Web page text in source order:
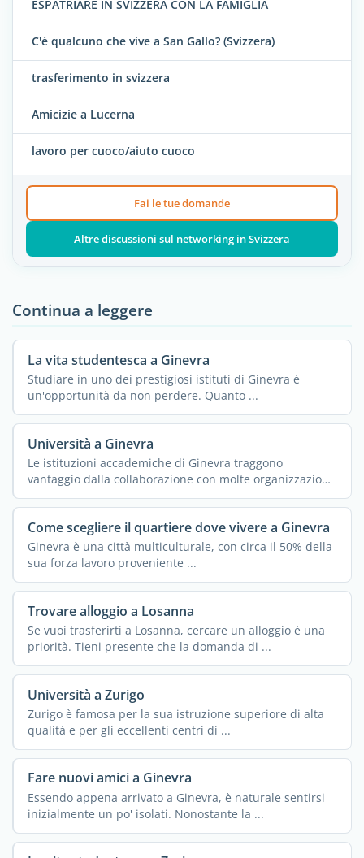
ESPATRIARE IN SVIZZERA CON LA FAMIGLIA
C'è qualcuno che vive a San Gallo? (Svizzera)
trasferimento in svizzera
Amicizie a Lucerna
lavoro per cuoco/aiuto cuoco
Fai le tue domande
Altre discussioni sul networking in Svizzera
Continua a leggere
La vita studentesca a Ginevra
Studiare in uno dei prestigiosi istituti di Ginevra è
un'opportunità da non perdere. Quanto ...
Università a Ginevra
Le istituzioni accademiche di Ginevra traggono
vantaggio dalla collaborazione con molte organizzazioni
...
Come scegliere il quartiere dove vivere a Ginevra
Ginevra è una città multiculturale, con circa il 50% della
sua forza lavoro proveniente ...
Trovare alloggio a Losanna
Se vuoi trasferirti a Losanna, cercare un alloggio è una
priorità. Tieni presente che la domanda di ...
Università a Zurigo
Zurigo è famosa per la sua istruzione superiore di alta
qualità e per gli eccellenti centri di ...
Fare nuovi amici a Ginevra
Essendo appena arrivato a Ginevra, è naturale sentirsi
inizialmente un po' isolati. Nonostante la ...